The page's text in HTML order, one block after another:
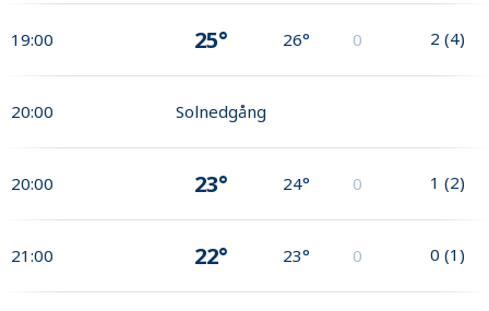
19:00 25° 26° 0 2 (4)
20:00 Solnedgång
20:00 23° 24° 0 1 (2)
21:00 22° 23° 0 0 (1)